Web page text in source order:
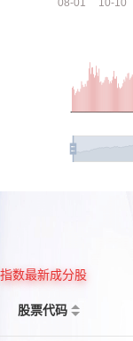
指数最新成分股
股票代码